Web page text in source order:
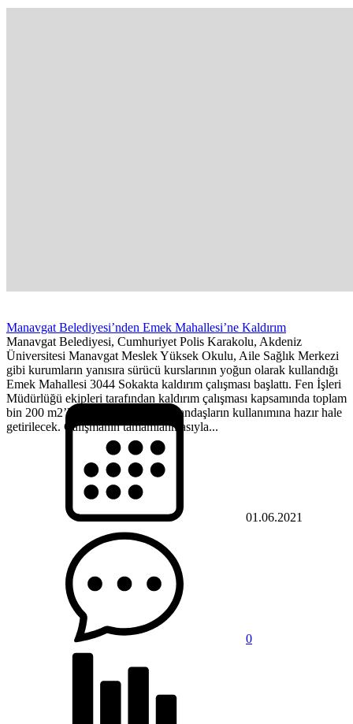
Manavgat Belediyesi’nden Emek Mahallesi’ne Kaldırım
Manavgat Belediyesi, Cumhuriyet Polis Karakolu, Akdeniz
Üniversitesi Manavgat Meslek Yüksek Okulu, Aile Sağlık Merkezi
gibi kurumların yanısıra sürücü kurslarının yoğun olarak kullandığı
Emek Mahallesi 3044 Sokakta kaldırım çalışması başlattı. Fen İşleri
Müdürlüğü ekipleri tarafından kaldırım çalışması kapsamında toplam
bin 200 m2’lik alan kaplanarak vatandaşların kullanımına hazır hale
getirilecek. Çalışmanın tamamlanmasıyla...
01.06.2021
0